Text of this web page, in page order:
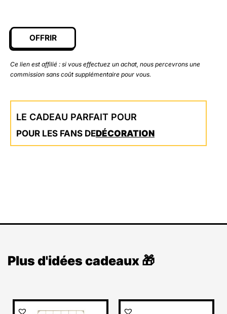
OFFRIR
Ce lien est affilié : si vous effectuez un achat, nous percevrons une
commission sans coût supplémentaire pour vous.
LE CADEAU PARFAIT POUR
POUR LES FANS DEDÉCORATION
Plus d'idées cadeaux 🎁